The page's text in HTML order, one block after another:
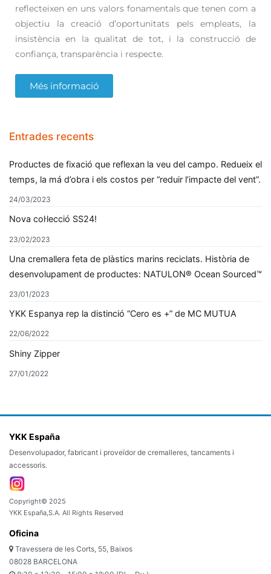
reflecteixen en uns valors fonamentals que tenen com a
objectiu la creació d’oportunitats pels empleats, la
insistència en la qualitat de tot, i la construcció de
confiança, transparència i respecte.
Més informació
Entrades recents
Productes de fixació que reflexan la veu del campo. Redueix el
temps, la má d’obra i els costos per “reduir l’impacte del vent”.
24/03/2023
Nova col·lecció SS24!
23/02/2023
Una cremallera feta de plàstics marins reciclats. Història de
desenvolupament de productes: NATULON® Ocean Sourced™
23/01/2023
YKK Espanya rep la distinció “Cero es +” de MC MUTUA
22/06/2022
Shiny Zipper
27/01/2022
YKK España
Desenvolupador, fabricant i proveïdor de cremalleres, tancaments i
accessoris.
Copyright© 2025
YKK España,S.A. All Rights Reserved
Oficina
Travessera de les Corts, 55, Baixos
08028 BARCELONA